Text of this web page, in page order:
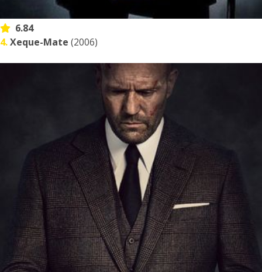
6.84
4.Xeque-Mate (2006)